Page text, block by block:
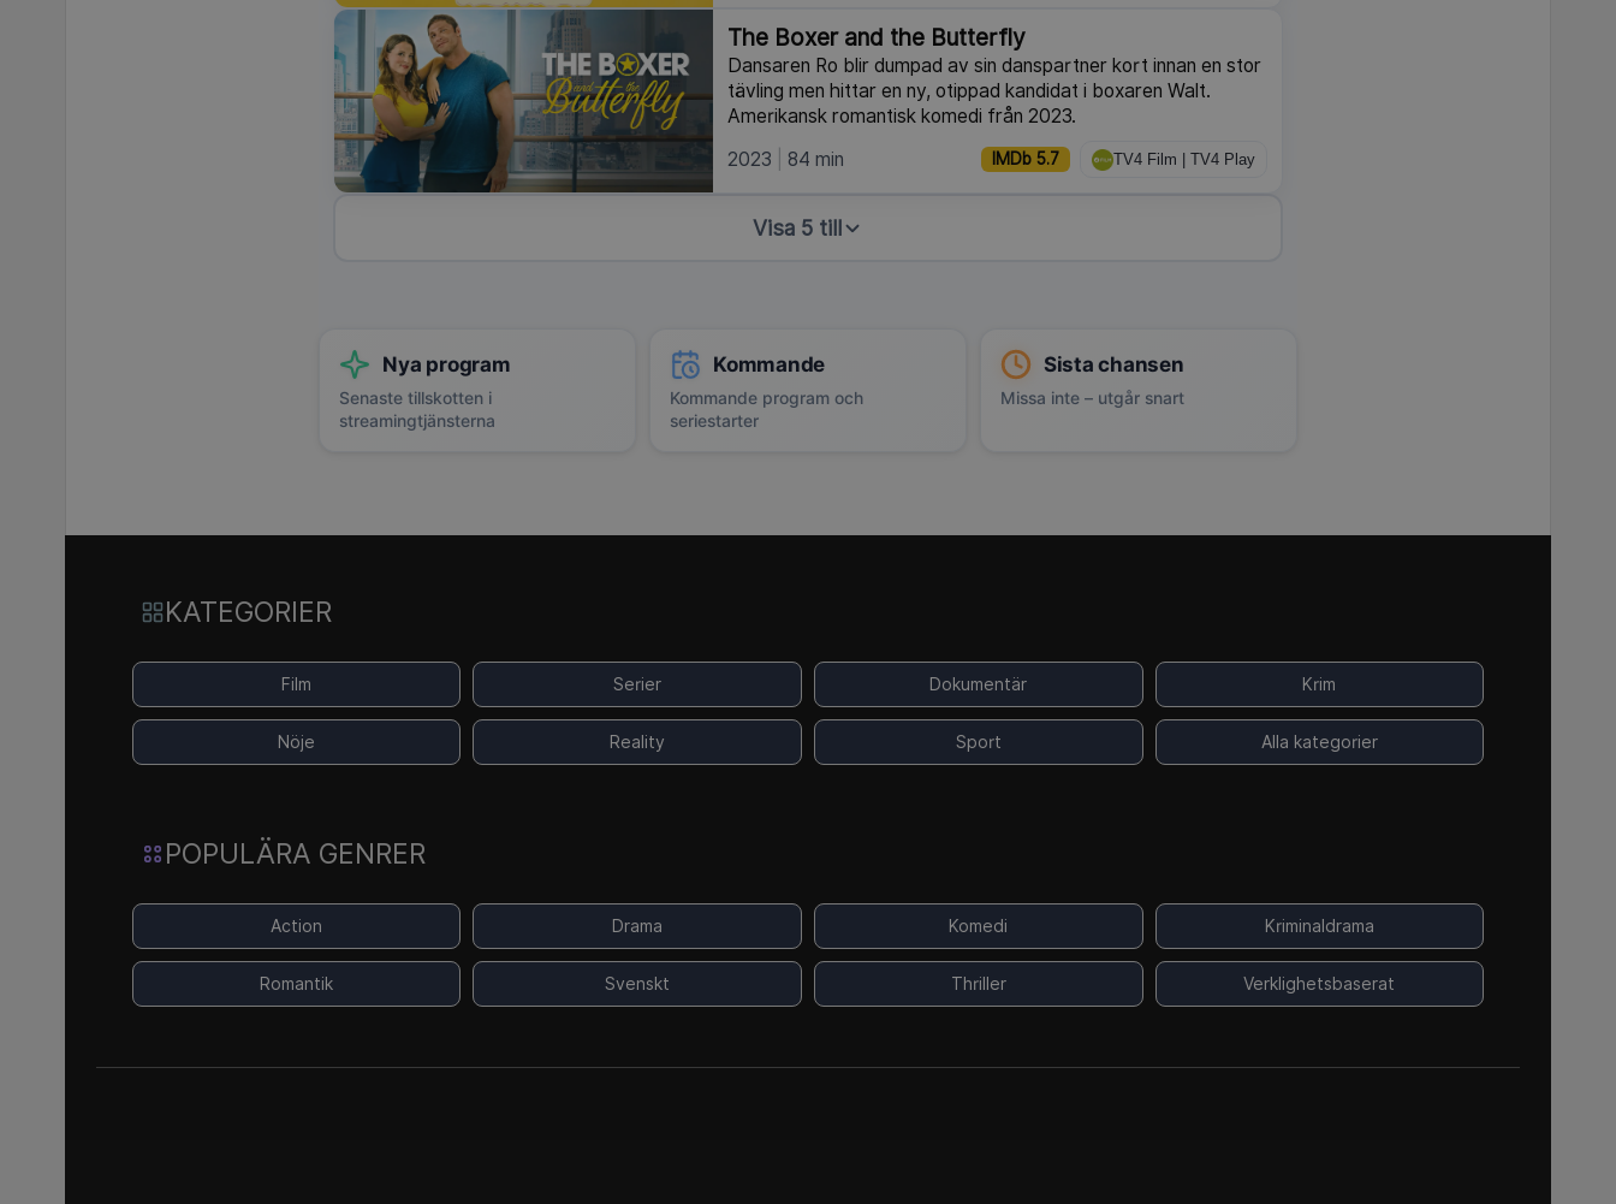
The Boxer and the Butterfly
Dansaren Ro blir dumpad av sin danspartner kort innan en stor
tävling men hittar en ny, otippad kandidat i boxaren Walt.
Amerikansk romantisk komedi från 2023.
2023
84 min IMDb 5.7 TV4 Film | TV4 Play
Visa 5 till
Nya program
Senaste tillskotten i
streamingtjänsterna
Kommande
Kommande program och
seriestarter
Sista chansen
Missa inte – utgår snart
KATEGORIER
Film Serier Dokumentär Krim
Nöje Reality Sport Alla kategorier
POPULÄRA GENRER
Action Drama Komedi Kriminaldrama
Romantik Svenskt Thriller Verklighetsbaserat